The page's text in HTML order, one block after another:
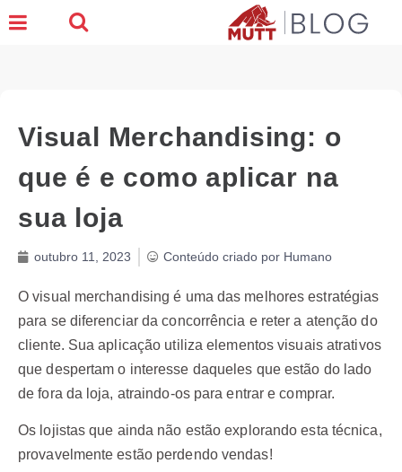
Visual Merchandising: o
que é e como aplicar na
sua loja
outubro 11, 2023 Conteúdo criado por Humano
O visual merchandising é uma das melhores estratégias
para se diferenciar da concorrência e reter a atenção do
cliente. Sua aplicação utiliza elementos visuais atrativos
que despertam o interesse daqueles que estão do lado
de fora da loja, atraindo-os para entrar e comprar.
Os lojistas que ainda não estão explorando esta técnica,
provavelmente estão perdendo vendas!